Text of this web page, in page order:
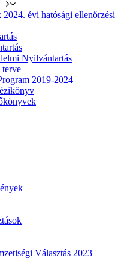
2024. évi hatósági ellenőrzési
Nyilvántartás
terve
2019-2024
Választás 2023